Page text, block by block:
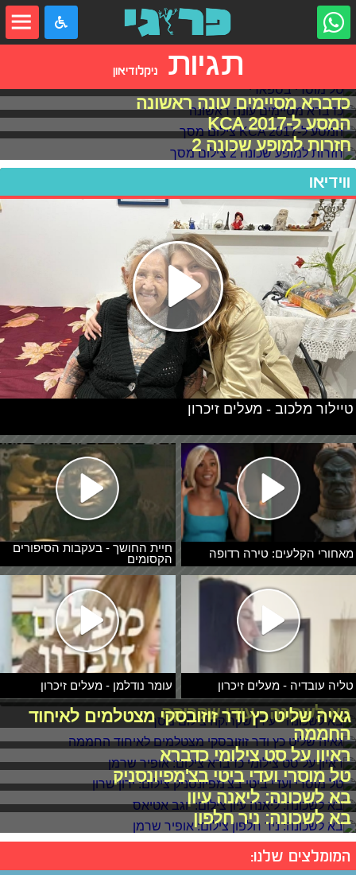
תגיות ניקלודיאון
טל מוסרי בספארי
כדברא מסיימים עונה ראשונה
המסע ל-KCA 2017
חזרות למופע שכונה 2
ווידיאו
מאחורי הקלעים: טירה רדופה
חיית החושך - בעקבות הסיפורים
הקסומים
טליה עובדיה - מעלים זיכרון עומר נודלמן - מעלים זיכרון
טיילור מלכוב - מעלים זיכרון
בא לשכונה - עידן שקרוקה
גאיה שליט כץ ודר זוזובסקי מצטלמים לאיחוד
החממה
ראיון על סט צילומי כדברא
טל מוסרי ועדי ביטי בצ'מפיונסניק
בא לשכונה: ליאנה עיון
בא לשכונה: ניר חלפון
המומלצים שלנו: